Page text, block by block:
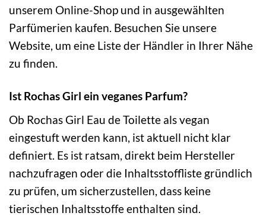
unserem Online-Shop und in ausgewählten
Parfümerien kaufen. Besuchen Sie unsere
Website, um eine Liste der Händler in Ihrer Nähe
zu finden.
Ist Rochas Girl ein veganes Parfum?
Ob Rochas Girl Eau de Toilette als vegan
eingestuft werden kann, ist aktuell nicht klar
definiert. Es ist ratsam, direkt beim Hersteller
nachzufragen oder die Inhaltsstoffliste gründlich
zu prüfen, um sicherzustellen, dass keine
tierischen Inhaltsstoffe enthalten sind.